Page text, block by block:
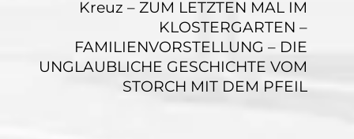
Kreuz – ZUM LETZTEN MAL IM
KLOSTERGARTEN –
FAMILIENVORSTELLUNG – DIE
UNGLAUBLICHE GESCHICHTE VOM
STORCH MIT DEM PFEIL